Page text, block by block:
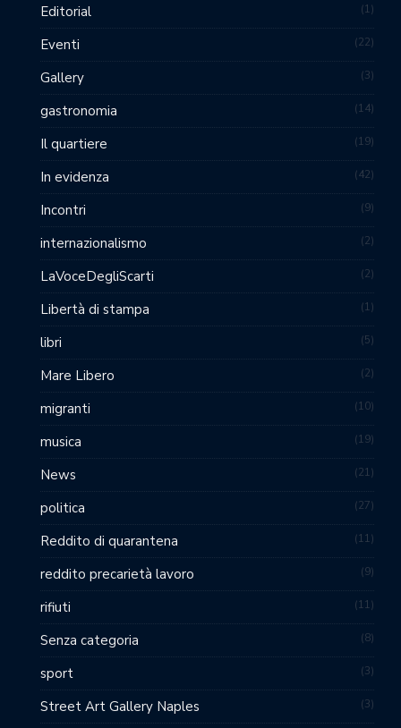
Editorial 1
Eventi 22
Gallery 3
gastronomia 14
Il quartiere 19
In evidenza 42
Incontri 9
internazionalismo 2
LaVoceDegliScarti 2
Libertà di stampa 1
libri 5
Mare Libero 2
migranti 10
musica 19
News 21
politica 27
Reddito di quarantena 11
reddito precarietà lavoro 9
rifiuti 11
Senza categoria 8
sport 3
Street Art Gallery Naples 3